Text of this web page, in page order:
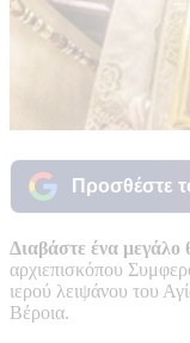
Προσθέστε
Διαβάστε ένα μεγάλο
αρχιεπισκόπου
ιερού λειψάνου του
Βέροια.